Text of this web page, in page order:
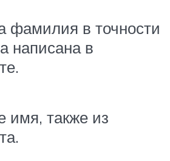
фамилия в точности
написана в
имя, также из